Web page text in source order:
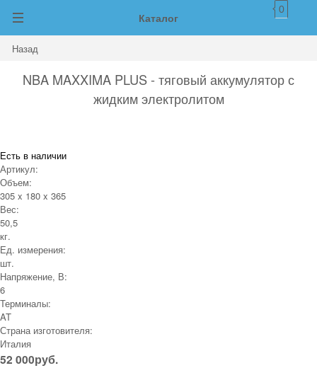
Каталог
0
Назад
NBA MAXXIMA PLUS - тяговый аккумулятор с
жидким электролитом
Есть в наличии
Артикул:
Объем:
305 x 180 x 365
Вес:
50,5
кг.
Ед. измерения:
шт.
Напряжение, В:
6
Терминалы:
AT
Страна изготовителя:
Италия
52 000руб.